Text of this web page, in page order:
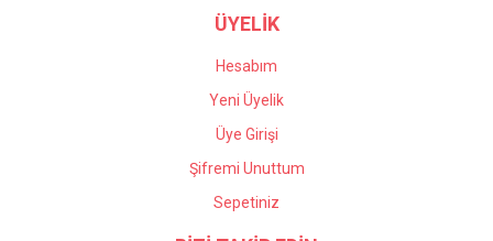
ÜYELİK
Hesabım
Yeni Üyelik
Üye Girişi
Şifremi Unuttum
Sepetiniz